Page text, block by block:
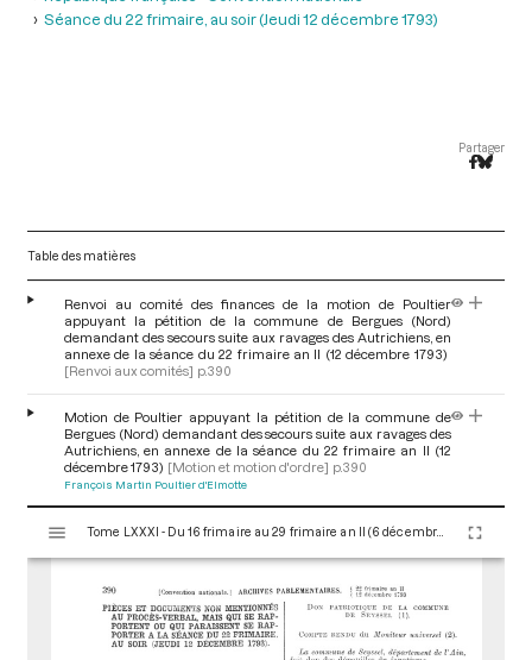
Séance du 22 frimaire, au soir (Jeudi 12 décembre 1793)
Partager
Table des matières
Renvoi au comité des finances de la motion de Poultier
appuyant la pétition de la commune de Bergues (Nord)
demandant des secours suite aux ravages des Autrichiens, en
annexe de la séance du 22 frimaire an II (12 décembre 1793)
[Renvoi aux comités] p.390
Motion de Poultier appuyant la pétition de la commune de
Bergues (Nord) demandant des secours suite aux ravages des
Autrichiens, en annexe de la séance du 22 frimaire an II (12
décembre 1793) [Motion et motion d'ordre] p.390
François Martin Poultier d'Elmotte
s
Tome LXXXI - Du 16 frimaire au 29 frimaire an II (6 décembre au 19 décembre 1793)